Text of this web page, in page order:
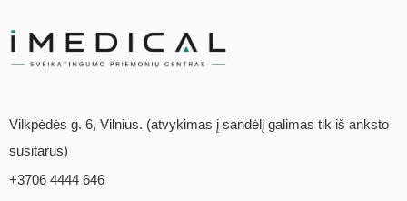
Vilkpėdės g. 6, Vilnius. (atvykimas į sandėlį galimas tik iš anksto
susitarus)
+3706 4444 646